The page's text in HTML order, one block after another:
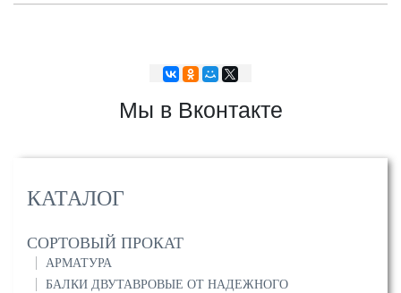
КАТАЛОГ
СОРТОВЫЙ ПРОКАТ
АРМАТУРА
БАЛКИ ДВУТАВРОВЫЕ ОТ НАДЕЖНОГО
Мы в Вконтакте